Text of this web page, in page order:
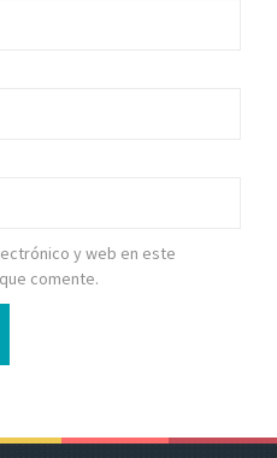
y web en este
comente.